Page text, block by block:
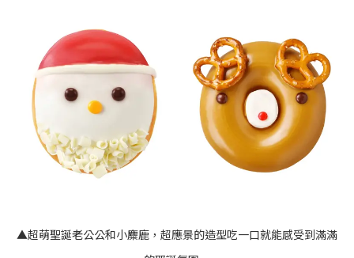
▲超萌聖誕老公公和小麋鹿，超應景的造型吃一口就能感受到滿滿